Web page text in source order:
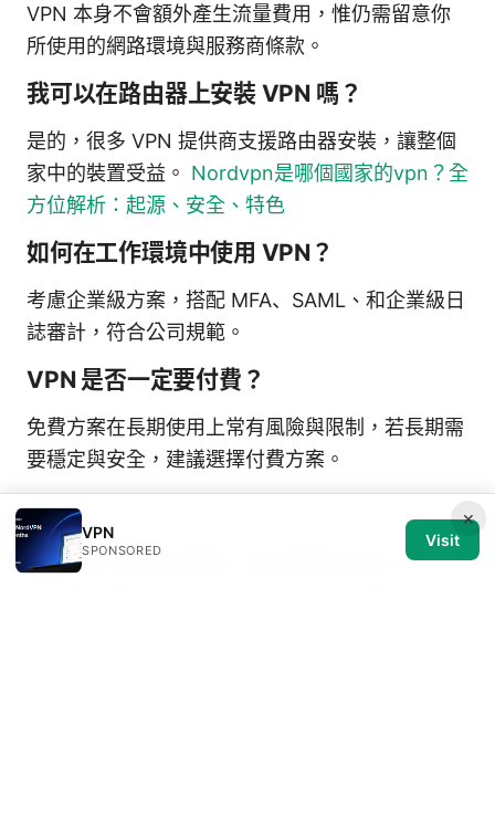
VPN 本身不會額外產生流量費用，惟仍需留意你
所使用的網路環境與服務商條款。
我可以在路由器上安裝 VPN 嗎？
是的，很多 VPN 提供商支援路由器安裝，讓整個
家中的裝置受益。 Nordvpn是哪個國家的vpn？全
方位解析：起源、安全、特色
如何在工作環境中使用 VPN？
考慮企業級方案，搭配 MFA、SAML、和企業級日
誌審計，符合公司規範。
VPN 是否一定要付費？
免費方案在長期使用上常有風險與限制，若長期需
要穩定與安全，建議選擇付費方案。
如需更多分段內容調整、語氣微調或特定 VPN 方
×
VPN
SPONSORED
Visit